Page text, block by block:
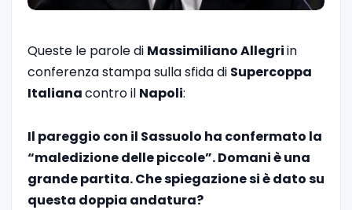
Queste le parole di Massimiliano Allegriin
conferenza stampa sulla sfida di Supercoppa
Italianacontro il Napoli:
Il pareggio con il Sassuolo ha confermato la
“maledizione delle piccole”. Domani è una
grande partita. Che spiegazione si è dato su
questa doppia andatura?